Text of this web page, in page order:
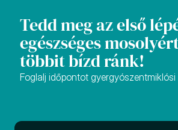
Tedd meg az első
egészséges
többit bízd ránk!
Foglalj időpontot gyergyószentmiklósi